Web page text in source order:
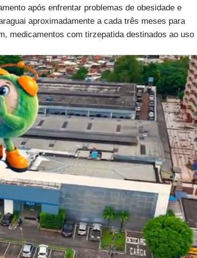
após enfrentar problemas de obesidade e
aproximadamente a cada três meses para
medicamentos com tirzepatida destinados ao uso